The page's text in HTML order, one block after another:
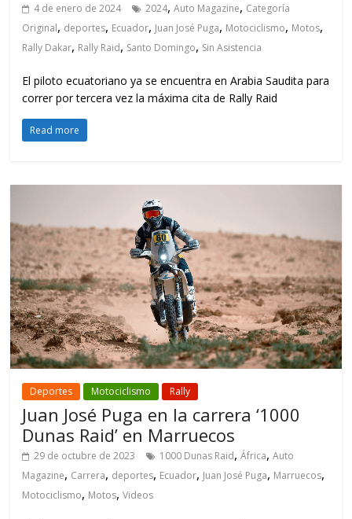
4 de enero de 2024 2024,Auto Magazine, Categoría
Original, deportes, Ecuador, Juan José Puga, Motociclismo, Motos,
Rally Dakar, Rally Raid, Santo Domingo, Sin Asistencia
El piloto ecuatoriano ya se encuentra en Arabia Saudita para
correr por tercera vez la máxima cita de Rally Raid
Read more
Deportes Motociclismo Rally
Juan José Puga en la carrera ‘1000
Dunas Raid’ en Marruecos
29 de octubre de 2023 1000 Dunas Raid,África,Auto
Magazine, Carrera, deportes, Ecuador, Juan José Puga, Marruecos,
Motociclismo, Motos,Videos